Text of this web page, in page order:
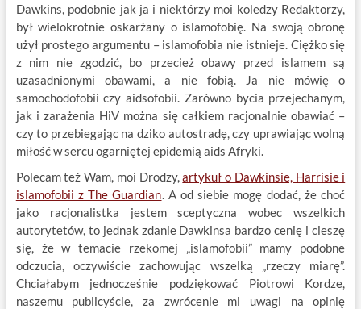
Dawkins, podobnie jak ja i niektórzy moi koledzy Redaktorzy,
był wielokrotnie oskarżany o islamofobię. Na swoją obronę
użył prostego argumentu – islamofobia nie istnieje. Ciężko się
z nim nie zgodzić, bo przecież obawy przed islamem są
uzasadnionymi obawami, a nie fobią. Ja nie mówię o
samochodofobii czy aidsofobii. Zarówno bycia przejechanym,
jak i zarażenia HiV można się całkiem racjonalnie obawiać –
czy to przebiegając na dziko autostradę, czy uprawiając wolną
miłość w sercu ogarniętej epidemią aids Afryki.
Polecam też Wam, moi Drodzy,artykuł o Dawkinsie, Harrisie i
islamofobii z The Guardian. A od siebie mogę dodać, że choć
jako racjonalistka jestem sceptyczna wobec wszelkich
autorytetów, to jednak zdanie Dawkinsa bardzo cenię i cieszę
się, że w temacie rzekomej „islamofobii” mamy podobne
odczucia, oczywiście zachowując wszelką „rzeczy miarę”.
Chciałabym jednocześnie podziękować Piotrowi Kordze,
naszemu publicyście, za zwrócenie mi uwagi na opinię